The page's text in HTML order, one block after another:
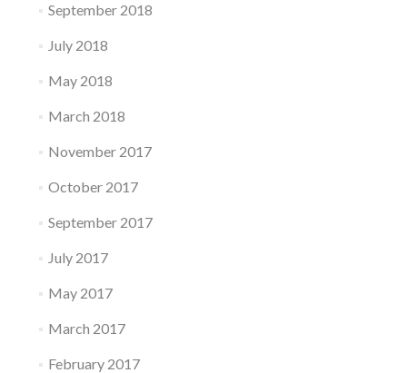
September 2018
July 2018
May 2018
March 2018
November 2017
October 2017
September 2017
July 2017
May 2017
March 2017
February 2017